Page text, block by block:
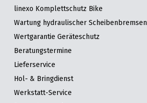
linexo Komplettschutz Bike
Wartung hydraulischer Scheibenbremsen
Wertgarantie Geräteschutz
Beratungstermine
Lieferservice
Hol- & Bringdienst
Werkstatt-Service